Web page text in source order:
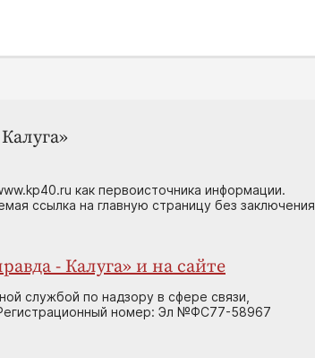
как первоисточника информации.
ссылка на главную страницу без заключения
- Калуга» и на сайте
службой по надзору в сфере связи,
Регистрационный номер: Эл №ФС77-58967